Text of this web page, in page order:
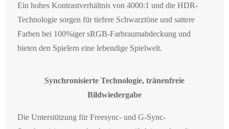
Ein hohes Kontrastverhältnis von 4000:1 und die HDR-
Technologie sorgen für tiefere Schwarztöne und sattere
Farben bei 100%iger sRGB-Farbraumabdeckung und
bieten den Spielern eine lebendige Spielwelt.
Synchronisierte Technologie, tränenfreie
Bildwiedergabe
Die Unterstützung für Freesync- und G-Sync-